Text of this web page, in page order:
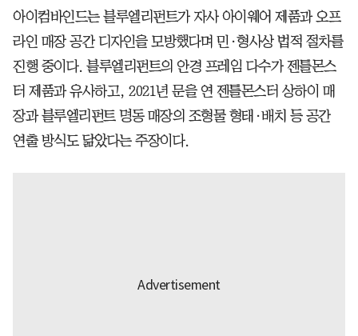
아이컴바인드는 블루엘리펀트가 자사 아이웨어 제품과 오프
라인 매장 공간 디자인을 모방했다며 민·형사상 법적 절차를
진행 중이다. 블루엘리펀트의 안경 프레임 다수가 젠틀몬스
터 제품과 유사하고, 2021년 문을 연 젠틀몬스터 상하이 매
장과 블루엘리펀트 명동 매장의 조형물 형태·배치 등 공간
연출 방식도 닮았다는 주장이다.